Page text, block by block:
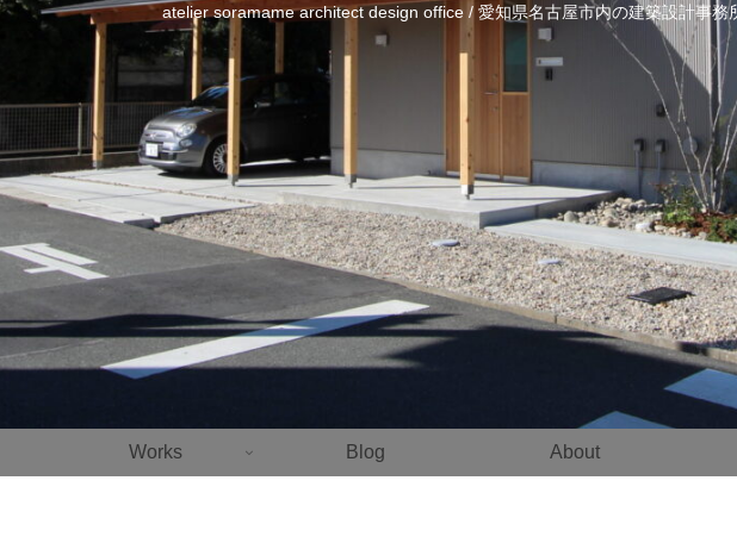
atelier soramame architect design office / 愛知県名古屋市内の建築設計事務
Works Blog About